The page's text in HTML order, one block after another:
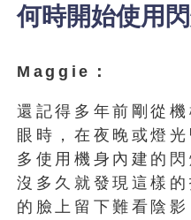
何時開始使用
Maggie：
還記得多年前剛從
眼時，在夜晚或燈
多使用機身內建的
沒多久就發現這樣
的臉上留下難看陰